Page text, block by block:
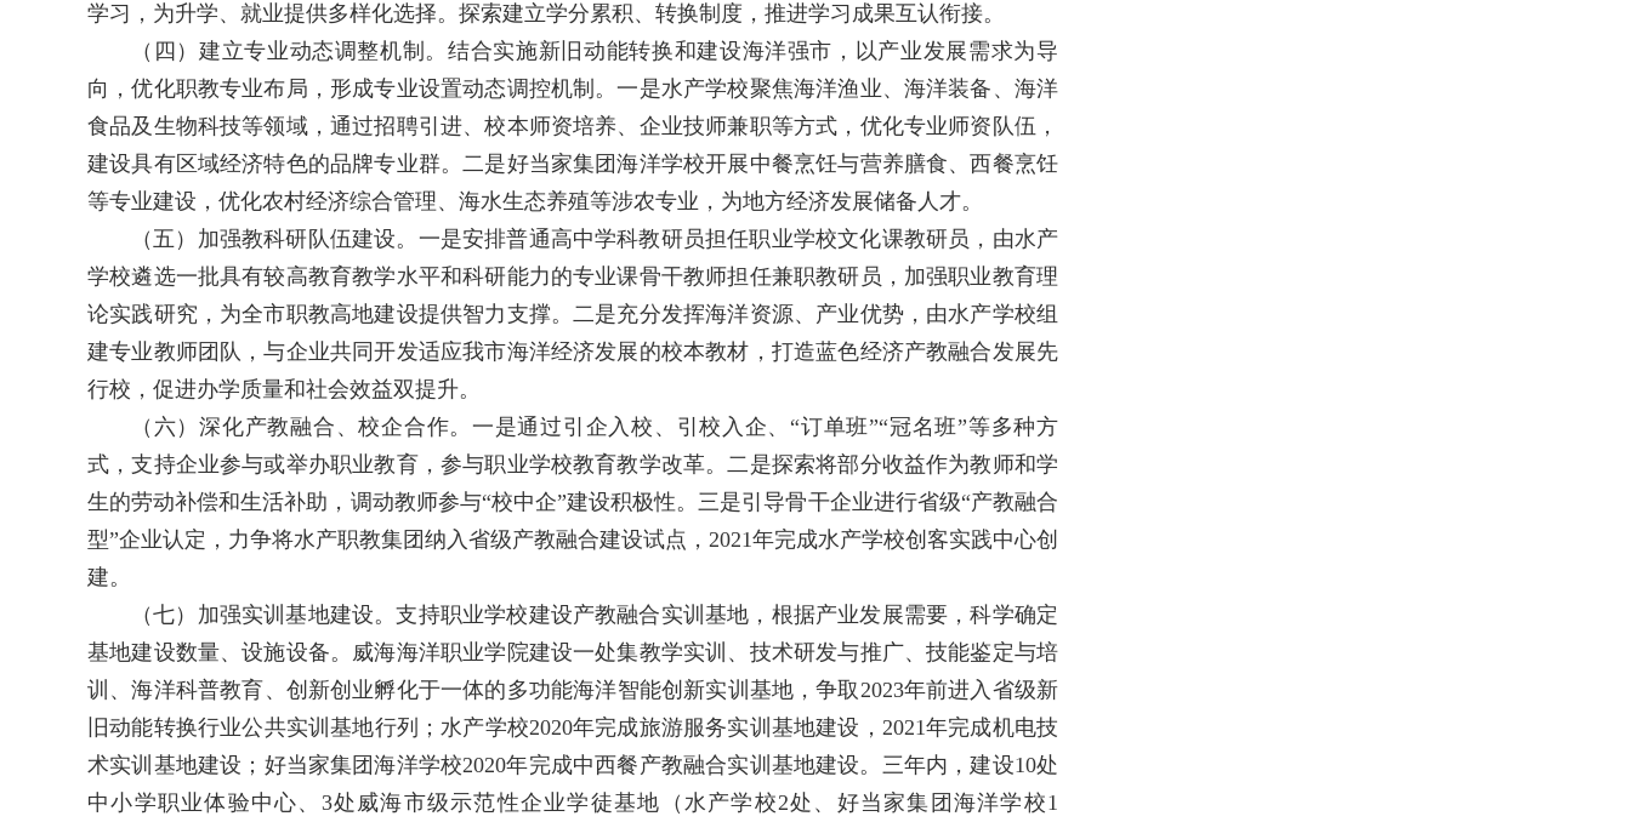
学习，为升学、就业提供多样化选择。探索建立学分累积、转换制度，推进学习成果互认衔接。
（四）建立专业动态调整机制。结合实施新旧动能转换和建设海洋强市，以产业发展需求为导
向，优化职教专业布局，形成专业设置动态调控机制。一是水产学校聚焦海洋渔业、海洋装备、海洋
食品及生物科技等领域，通过招聘引进、校本师资培养、企业技师兼职等方式，优化专业师资队伍，
建设具有区域经济特色的品牌专业群。二是好当家集团海洋学校开展中餐烹饪与营养膳食、西餐烹饪
等专业建设，优化农村经济综合管理、海水生态养殖等涉农专业，为地方经济发展储备人才。
（五）加强教科研队伍建设。一是安排普通高中学科教研员担任职业学校文化课教研员，由水产
学校遴选一批具有较高教育教学水平和科研能力的专业课骨干教师担任兼职教研员，加强职业教育理
论实践研究，为全市职教高地建设提供智力支撑。二是充分发挥海洋资源、产业优势，由水产学校组
建专业教师团队，与企业共同开发适应我市海洋经济发展的校本教材，打造蓝色经济产教融合发展先
行校，促进办学质量和社会效益双提升。
（六）深化产教融合、校企合作。一是通过引企入校、引校入企、“订单班”“冠名班”等多种方
式，支持企业参与或举办职业教育，参与职业学校教育教学改革。二是探索将部分收益作为教师和学
生的劳动补偿和生活补助，调动教师参与“校中企”建设积极性。三是引导骨干企业进行省级“产教融合
型”企业认定，力争将水产职教集团纳入省级产教融合建设试点，2021年完成水产学校创客实践中心创
建。
（七）加强实训基地建设。支持职业学校建设产教融合实训基地，根据产业发展需要，科学确定
基地建设数量、设施设备。威海海洋职业学院建设一处集教学实训、技术研发与推广、技能鉴定与培
训、海洋科普教育、创新创业孵化于一体的多功能海洋智能创新实训基地，争取2023年前进入省级新
旧动能转换行业公共实训基地行列；水产学校2020年完成旅游服务实训基地建设，2021年完成机电技
术实训基地建设；好当家集团海洋学校2020年完成中西餐产教融合实训基地建设。三年内，建设10处
中小学职业体验中心、3处威海市级示范性企业学徒基地（水产学校2处、好当家集团海洋学校1